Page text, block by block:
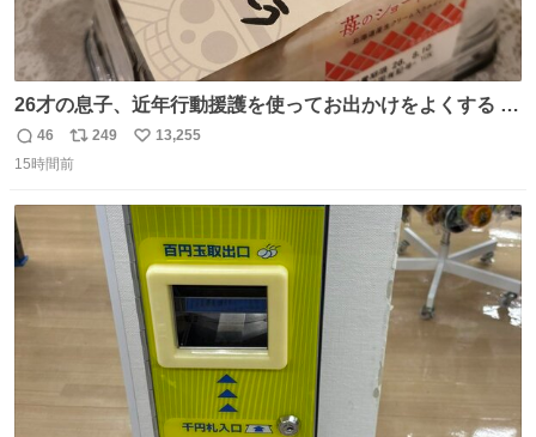
26才の息子、近年行動援護を使ってお出かけをよくする 親
との外出はもう嫌らしい。 中身は小学生位なのに小癪な😅
昨日は夜のショッピングモールに行った 先に寝といてよ❗
れ買いに行ってくれたんだ…😭
返
信
46
リ
ポ
数
249
い
数
13,255
15時間前